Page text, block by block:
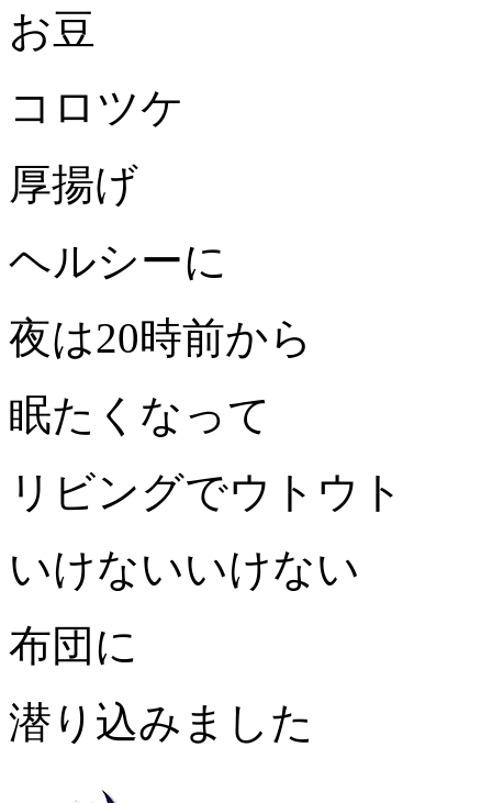
お豆
コロツケ
厚揚げ
ヘルシーに
夜は20時前から
眠たくなって
リビングでウトウト
いけないいけない
布団に
潜り込みました